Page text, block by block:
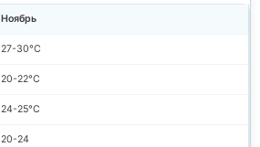
Ноябрь
27-30°C
20-22°C
24-25°C
20-24